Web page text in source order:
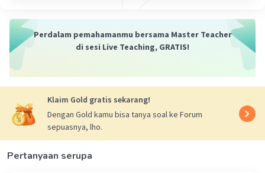
Perdalam pemahamanmu bersama Master Teacher
di sesi Live Teaching, GRATIS!
Klaim Gold gratis sekarang!
Dengan Gold kamu bisa tanya soal ke Forum
sepuasnya, lho.
Pertanyaan serupa